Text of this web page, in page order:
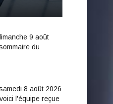
9 août
du
8 août 2026
l'équipe reçue